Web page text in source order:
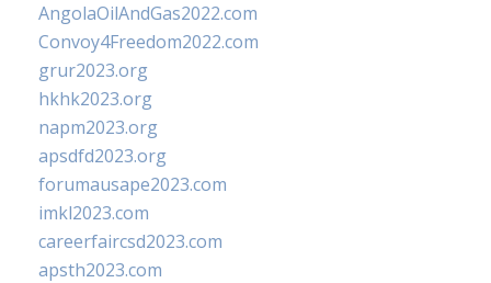
AngolaOilAndGas2022.com
Convoy4Freedom2022.com
grur2023.org
hkhk2023.org
napm2023.org
apsdfd2023.org
forumausape2023.com
imkl2023.com
careerfaircsd2023.com
apsth2023.com